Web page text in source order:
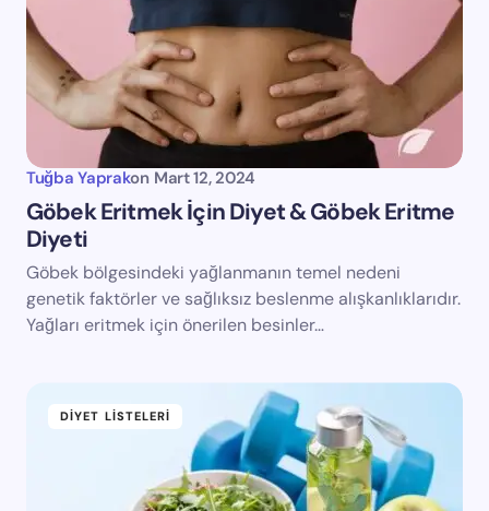
Tuğba Yaprakon Mart 12, 2024
Göbek Eritmek İçin Diyet & Göbek Eritme
Diyeti
Göbek bölgesindeki yağlanmanın temel nedeni
genetik faktörler ve sağlıksız beslenme alışkanlıklarıdır.
Yağları eritmek için önerilen besinler…
DIYET LISTELERI